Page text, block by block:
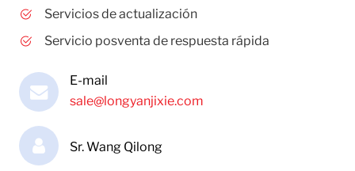
Servicios de actualización
Servicio posventa de respuesta rápida
E-mail
sale@longyanjixie.com
Sr. Wang Qilong